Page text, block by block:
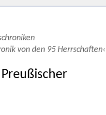
von den 95 Herrschaften‹